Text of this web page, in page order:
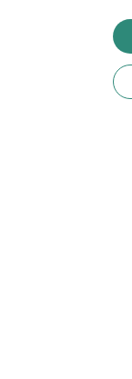
Środowisko